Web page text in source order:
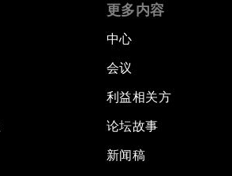
更多内容
中心
会议
利益相关方
论坛故事
新闻稿